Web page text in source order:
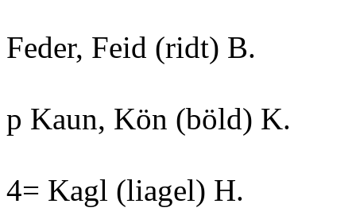
Feder, Feid (ridt) B.
p Kaun, Kön (böld) K.
4= Kagl (liagel) H.